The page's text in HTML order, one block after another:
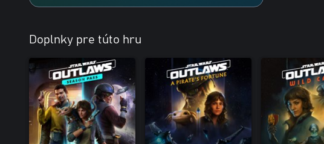
Doplnky pre túto hru